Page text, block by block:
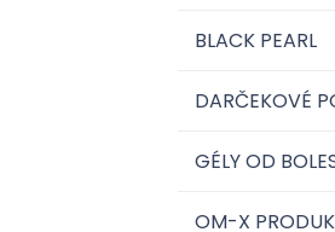
BLACK PEARL
DARČEKOVÉ
GÉLY OD
OM-X